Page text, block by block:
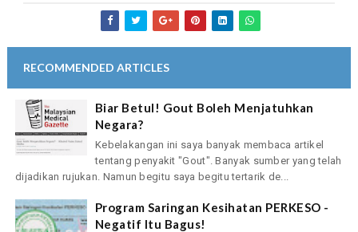
RECOMMENDED ARTICLES
Biar Betul! Gout Boleh Menjatuhkan
Negara?
Kebelakangan ini saya banyak membaca artikel
tentang penyakit "Gout". Banyak sumber yang telah
dijadikan rujukan. Namun begitu saya begitu tertarik de...
Program Saringan Kesihatan PERKESO -
Negatif Itu Bagus!